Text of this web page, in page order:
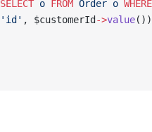
SELECT o FROM Order o WHERE
'id' , $customerId ->value())